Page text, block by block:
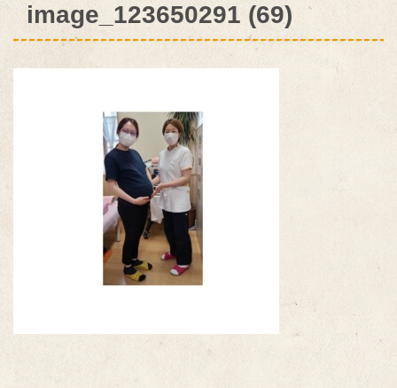
image_123650291 (69)